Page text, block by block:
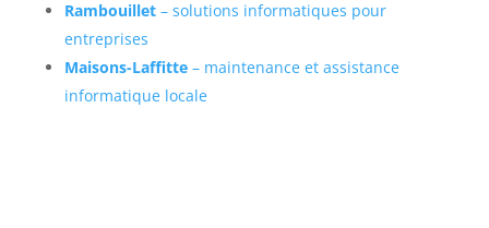
Rambouillet– solutions informatiques pour
entreprises
Maisons-Laffitte– maintenance et assistance
informatique locale